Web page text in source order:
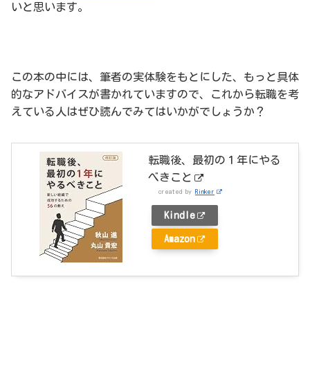
いと思います。
この本の中には、筆者の実体験をもとにした、もっと具体
的なアドバイスが書かれていますので、これから転職を考
えている人はぜひ読んでみてはいかがでしょうか？
転職後、最初の１年にやる
べきこと
created by Rinker
Kindle
Amazon